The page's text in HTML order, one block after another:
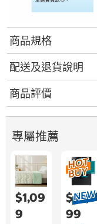
商品規格
配送及退貨說明
商品評價
專屬推薦
$1,09
9
$33,9
99